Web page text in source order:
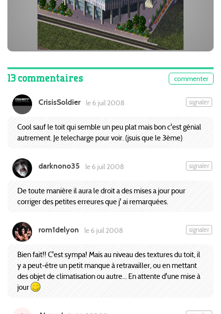
13 commentaires commenter
CrisisSoldier le 6 juil 2008 signaler
Cool sauf le toit qui semble un peu plat mais bon c'est génial
autrement. Je telecharge pour voir. (jsuis que le 3ème)
darknono35 le 6 juil 2008 signaler
De toute manière il aura le droit a des mises a jour pour
corriger des petites erreures que j' ai remarquées.
rom1delyon le 6 juil 2008 signaler
Bien fait!! C'est sympa! Mais au niveau des textures du toit, il
y a peut-être un petit manque à retravailler, ou en mettant
des objet de climatisation ou autre... En attente d'une mise à
jour